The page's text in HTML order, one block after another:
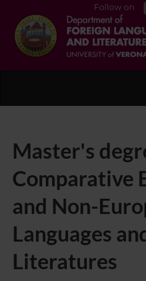
Follow on
Master's
Comparative
and Non-
Languages
Literatures